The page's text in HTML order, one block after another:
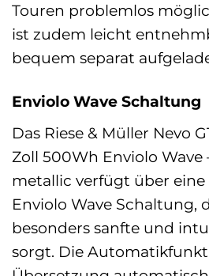
Touren problemlos
ist zudem leicht
bequem separat
Enviolo Wave Schaltung
Das Riese & Müller Nevo
Zoll 500Wh Enviolo Wave
metallic verfügt über eine
Enviolo Wave Schaltung,
besonders sanfte und
sorgt. Die